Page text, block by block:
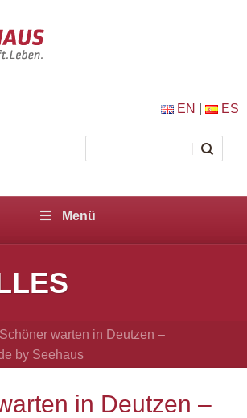
EN ES
Menü
Schöner warten in Deutzen –
by Seehaus
in Deutzen –